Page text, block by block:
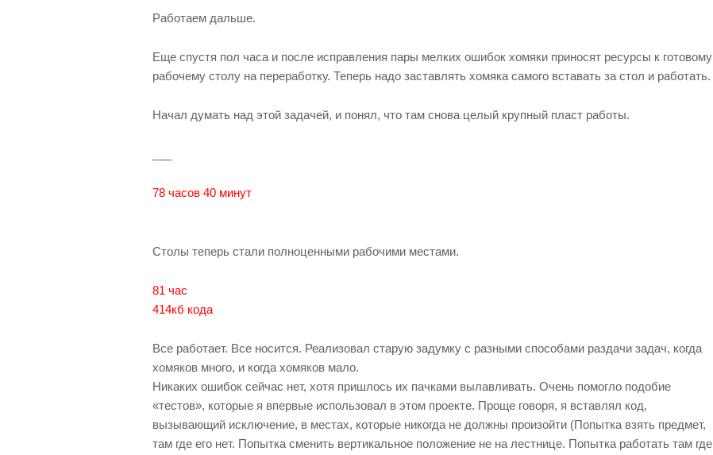
Работаем дальше.
Еще спустя пол часа и после исправления пары мелких ошибок хомяки приносят ресурсы к готовому
рабочему столу на переработку. Теперь надо заставлять хомяка самого вставать за стол и работать.
Начал думать над этой задачей, и понял, что там снова целый крупный пласт работы.
78 часов 40 минут
Столы теперь стали полноценными рабочими местами.
81 час
414кб кода
Все работает. Все носится. Реализовал старую задумку с разными способами раздачи задач, когда
хомяков много, и когда хомяков мало.
Никаких ошибок сейчас нет, хотя пришлось их пачками вылавливать. Очень помогло подобие
«тестов», которые я впервые использовал в этом проекте. Проще говоря, я вставлял код,
вызывающий исключение, в местах, которые никогда не должны произойти (Попытка взять предмет,
там где его нет. Попытка сменить вертикальное положение не на лестнице. Попытка работать там где